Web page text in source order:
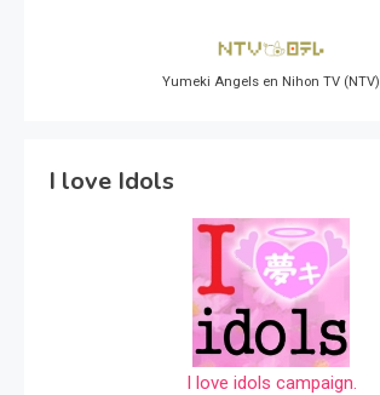
Yumeki Angels en Nihon TV (NTV)
I love Idols
I love idols campaign.